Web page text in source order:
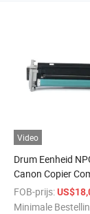
Video
Drum Eenheid
Canon Copier
IR2016i 2020
2320
FOB-prijs:
Minimale